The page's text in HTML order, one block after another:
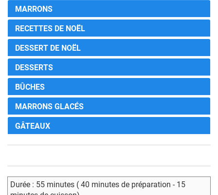
MARRONS
RECETTES DE NOËL
DESSERT DE NOËL
DESSERTS
BÛCHES
MARRONS GLACÉS
GÂTEAUX
Durée : 55 minutes ( 40 minutes de préparation - 15